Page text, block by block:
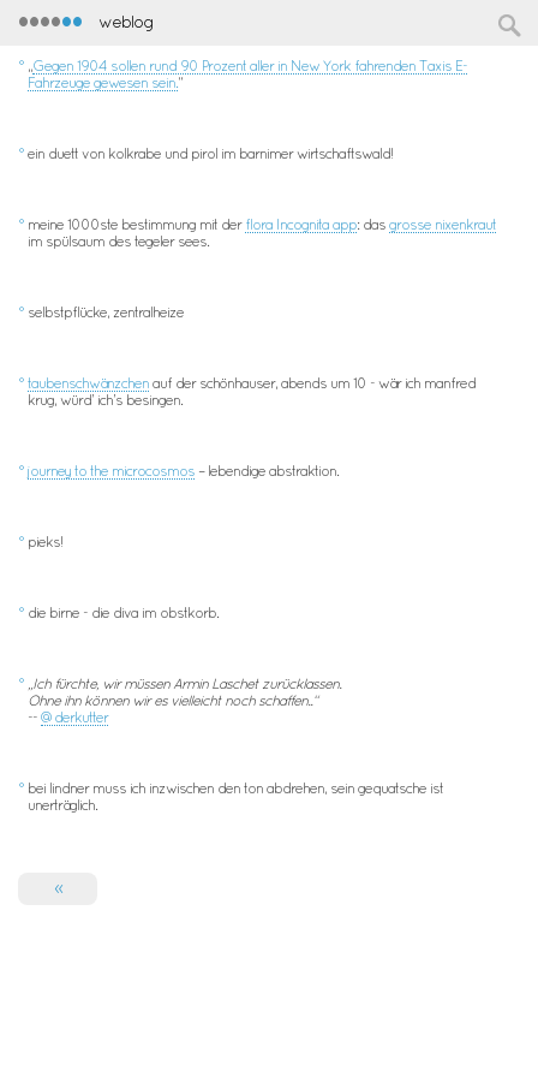
•••••• weblog
° „Gegen 1904 sollen rund 90 Prozent aller in New York fahrenden Taxis E-
Fahrzeuge gewesen sein.“
° ein duett von kolkrabe und pirol im barnimer wirtschaftswald!
° meine 1000ste bestimmung mit der flora Incognita app: das grosse nixenkraut
im spülsaum des tegeler sees.
° selbstpflücke, zentralheize
° taubenschwänzchen auf der schönhauser, abends um 10 - wär ich manfred
krug, würd’ ich’s besingen.
° journey to the microcosmos – lebendige abstraktion.
° pieks!
° die birne - die diva im obstkorb.
°
„Ich fürchte, wir müssen Armin Laschet zurücklassen.
Ohne ihn können wir es vielleicht noch schaffen..“
-- @derkutter
° bei lindner muss ich inzwischen den ton abdrehen, sein gequatsche ist
unerträglich.
«